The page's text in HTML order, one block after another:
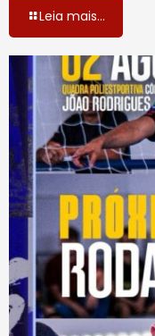
Leia mais...